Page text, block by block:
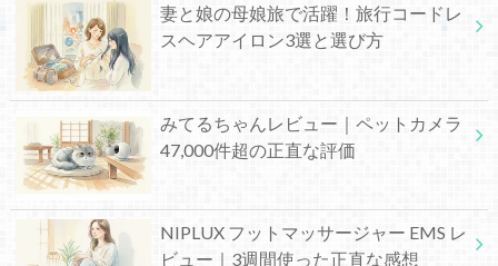
妻と娘の母娘旅で活躍！旅行コードレ
スヘアアイロン3選と選び方
みてるちゃんレビュー｜ペットカメラ
47,000件超の正直な評価
NIPLUX フットマッサージャー EMS レ
ビュー｜3週間使った正直な感想